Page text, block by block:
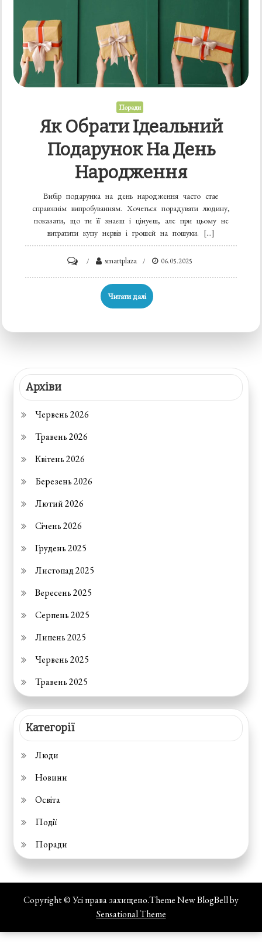
Поради
Як Обрати Ідеальний
Подарунок На День
Народження
Вибір подарунка на день народження часто стає
справжнім випробуванням. Хочеться порадувати людину,
показати, що ти її знаєш і цінуєш, але при цьому не
витратити купу нервів і грошей на пошуки. […]
Як
ідеальний
народження
smartplaza 06.05.2025
Читати далі
Архіви
Червень 2026
Травень 2026
Квітень 2026
Березень 2026
Лютий 2026
Січень 2026
Грудень 2025
Листопад 2025
Вересень 2025
Серпень 2025
Липень 2025
Червень 2025
Травень 2025
Категорії
Люди
Новини
Освіта
Події
Поради
Copyright © Усі права захищено.Theme New BlogBell by
Sensational Theme